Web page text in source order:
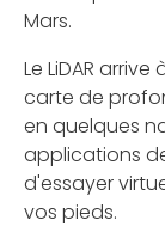
Mars.
Le LiDAR
carte de
en quelques
applications
d'essayer
vos pieds.